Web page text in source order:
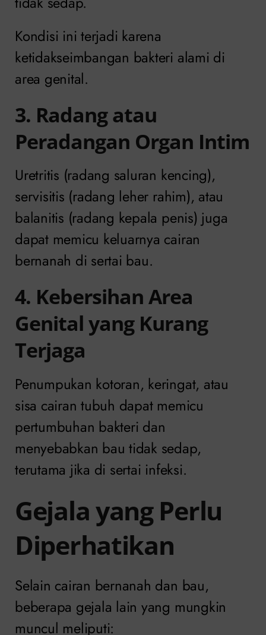
Kondisi ini terjadi karena
ketidakseimbangan bakteri alami di
area genital.
3. Radang atau
Peradangan Organ Intim
Uretritis (radang saluran kencing),
servisitis (radang leher rahim), atau
balanitis (radang kepala penis) juga
dapat memicu keluarnya cairan
bernanah di sertai bau.
4. Kebersihan Area
Genital yang Kurang
Terjaga
Penumpukan kotoran, keringat, atau
sisa cairan tubuh dapat memicu
pertumbuhan bakteri dan
menyebabkan bau tidak sedap,
terutama jika di sertai infeksi.
Gejala yang Perlu
Diperhatikan
Selain cairan bernanah dan bau,
beberapa gejala lain yang mungkin
muncul meliputi: